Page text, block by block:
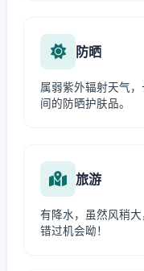
防晒
属弱紫外辐射天气
间的防晒护肤品。
旅游
有降水，虽然风稍
错过机会呦！